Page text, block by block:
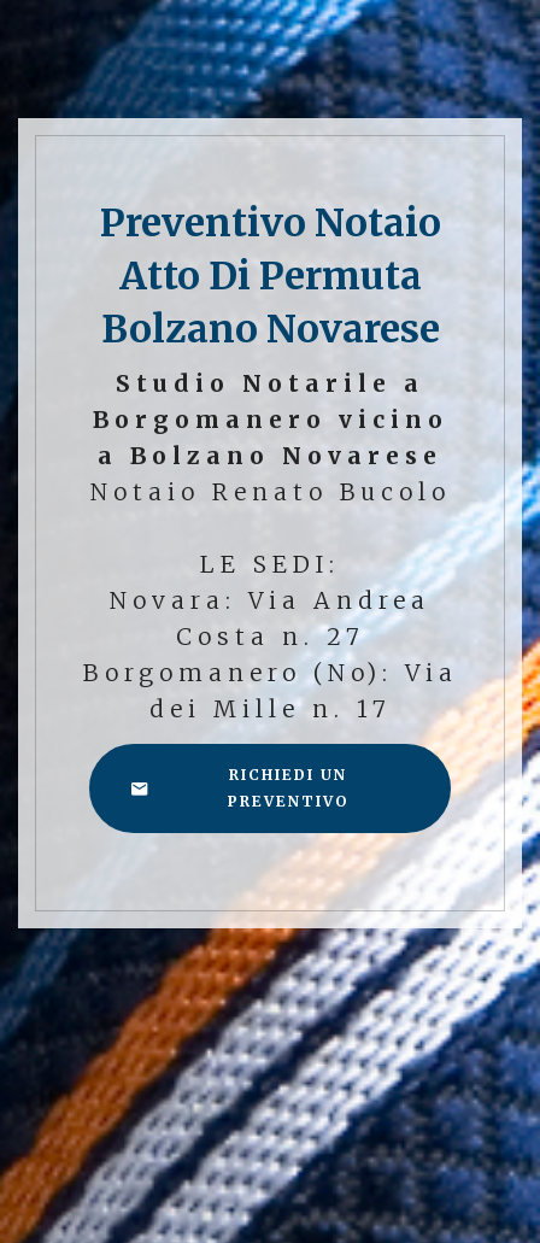
Preventivo Notaio
Atto Di Permuta
Bolzano Novarese
Studio Notarile a
Borgomanero vicino
a Bolzano Novarese
Notaio Renato Bucolo
LE SEDI:
Novara: Via Andrea
Costa n. 27
Borgomanero (No): Via
dei Mille n. 17
RICHIEDI UN
PREVENTIVO